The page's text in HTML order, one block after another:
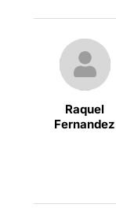
Raquel
Fernandez